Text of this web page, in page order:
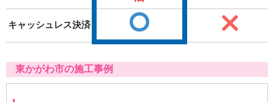
キャッシュレス決済
東かがわ市の施工事例